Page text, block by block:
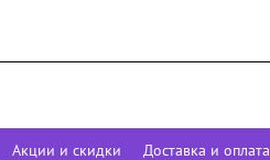
Акции и скидки Доставка и оплата